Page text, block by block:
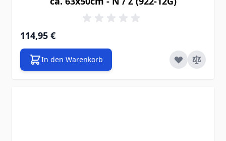
114,95 €
In den Warenkorb